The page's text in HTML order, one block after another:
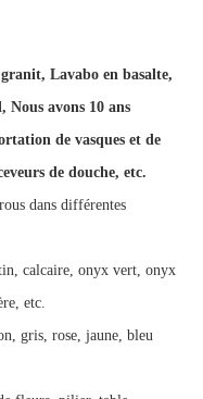
Lavabo en basalte,
Nous avons 10 ans
de vasques et de
de douche, etc.
dans différentes
calcaire, onyx vert, onyx
etc.
gris, rose, jaune, bleu